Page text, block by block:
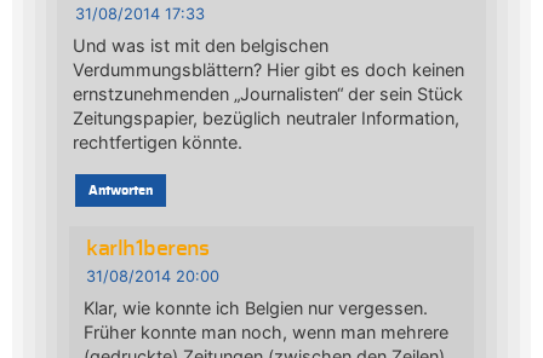
31/08/2014 17:33
Und was ist mit den belgischen
Verdummungsblättern? Hier gibt es doch keinen
ernstzunehmenden „Journalisten“ der sein Stück
Zeitungspapier, bezüglich neutraler Information,
rechtfertigen könnte.
Antworten
karlh1berens
31/08/2014 20:00
Klar, wie konnte ich Belgien nur vergessen.
Früher konnte man noch, wenn man mehrere